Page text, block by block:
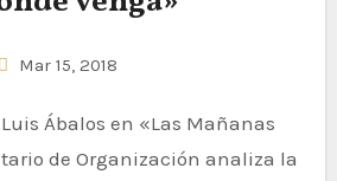
Mar 15, 2018
de Organización analiza la